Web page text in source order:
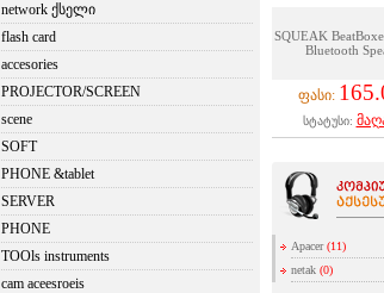
network ქსელი
flash card
accesories
PROJECTOR/SCREEN
scene
SOFT
PHONE &tablet
SERVER
PHONE
TOOls instruments
cam aceesroeis
SQUEAK
Bluetooth
ფასი:
სტატუსი:
Apacer (11)
netak (0)